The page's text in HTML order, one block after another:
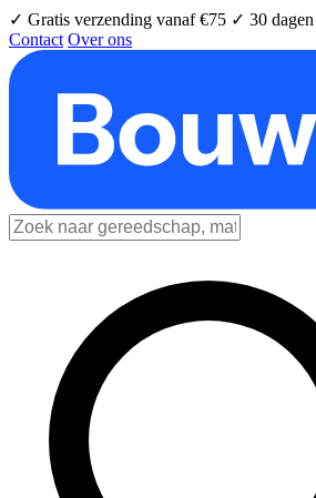
✓ Gratis verzending vanaf €75 ✓ 30
Contact Over ons